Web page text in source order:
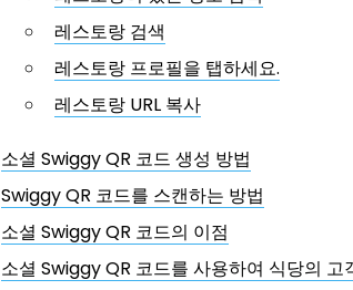
레스토랑 검색
레스토랑 프로필을 탭하세요.
레스토랑 URL 복사
소셜 Swiggy QR 코드 생성 방법
Swiggy QR 코드를 스캔하는 방법
소셜 Swiggy QR 코드의 이점
소셜 Swiggy QR 코드를 사용하여 식당의 고